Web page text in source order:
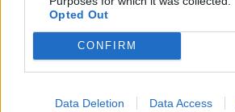
Opted Out
CONFIRM
Data Deletion Data Access
900 ezres a fizetés átlagosan
vállalatnál: sok álláshoz még
kell
cikkeiből: ezek a témák mozgatták